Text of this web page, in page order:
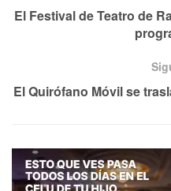
El Festival de Teatro de
El Quirófano Móvil se